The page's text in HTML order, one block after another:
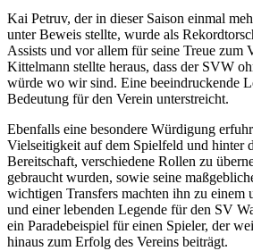
Kai Petruv, der in dieser Saison einmal
unter Beweis stellte, wurde als
Assists und vor allem für seine Treue zum
Kittelmann stellte heraus, dass der SVW
würde wo wir sind. Eine beeindruckende
Bedeutung für den Verein unterstreicht.
Ebenfalls eine besondere Würdigung
Vielseitigkeit auf dem Spielfeld und hinter
Bereitschaft, verschiedene Rollen zu
gebraucht wurden, sowie seine
wichtigen Transfers machten ihn zu einem
und einer lebenden Legende für den SV
ein Paradebeispiel für einen Spieler, der
hinaus zum Erfolg des Vereins beiträgt.